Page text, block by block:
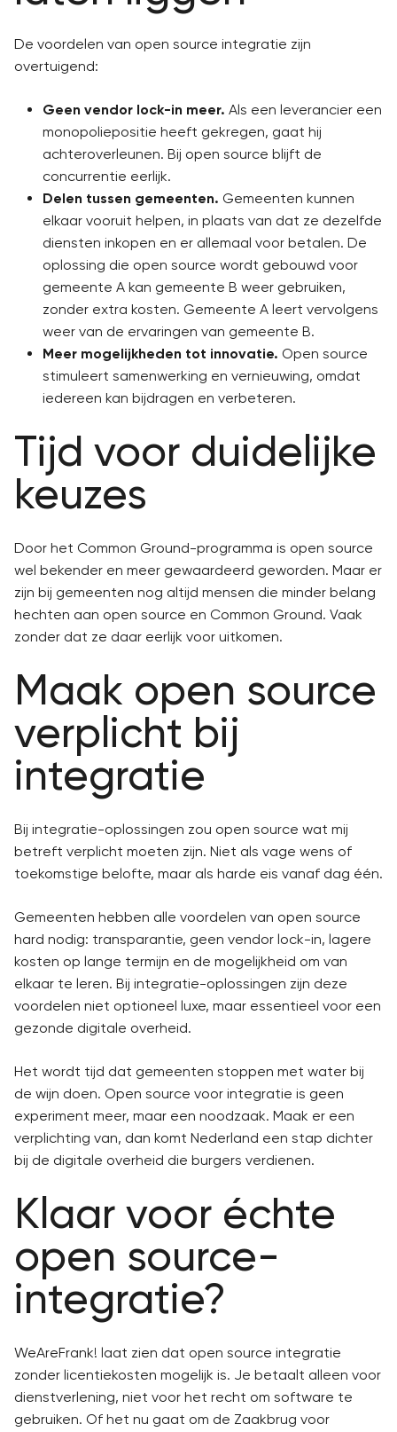
De voordelen van open source integratie zijn
overtuigend:
Geen vendor lock-in meer. Als een leverancier een
monopoliepositie heeft gekregen, gaat hij
achteroverleunen. Bij open source blijft de
concurrentie eerlijk.
Delen tussen gemeenten. Gemeenten kunnen
elkaar vooruit helpen, in plaats van dat ze dezelfde
diensten inkopen en er allemaal voor betalen. De
oplossing die open source wordt gebouwd voor
gemeente A kan gemeente B weer gebruiken,
zonder extra kosten. Gemeente A leert vervolgens
weer van de ervaringen van gemeente B.
Meer mogelijkheden tot innovatie. Open source
stimuleert samenwerking en vernieuwing, omdat
iedereen kan bijdragen en verbeteren.
Tijd voor duidelijke
keuzes
Door het Common Ground-programma is open source
wel bekender en meer gewaardeerd geworden. Maar er
zijn bij gemeenten nog altijd mensen die minder belang
hechten aan open source en Common Ground. Vaak
zonder dat ze daar eerlijk voor uitkomen.
Maak open source
verplicht bij
integratie
Bij integratie-oplossingen zou open source wat mij
betreft verplicht moeten zijn. Niet als vage wens of
toekomstige belofte, maar als harde eis vanaf dag één.
Gemeenten hebben alle voordelen van open source
hard nodig: transparantie, geen vendor lock-in, lagere
kosten op lange termijn en de mogelijkheid om van
elkaar te leren. Bij integratie-oplossingen zijn deze
voordelen niet optioneel luxe, maar essentieel voor een
gezonde digitale overheid.
Het wordt tijd dat gemeenten stoppen met water bij
de wijn doen. Open source voor integratie is geen
experiment meer, maar een noodzaak. Maak er een
verplichting van, dan komt Nederland een stap dichter
bij de digitale overheid die burgers verdienen.
Klaar voor échte
open source-
integratie?
WeAreFrank! laat zien dat open source integratie
zonder licentiekosten mogelijk is. Je betaalt alleen voor
dienstverlening, niet voor het recht om software te
gebruiken. Of het nu gaat om de Zaakbrug voor